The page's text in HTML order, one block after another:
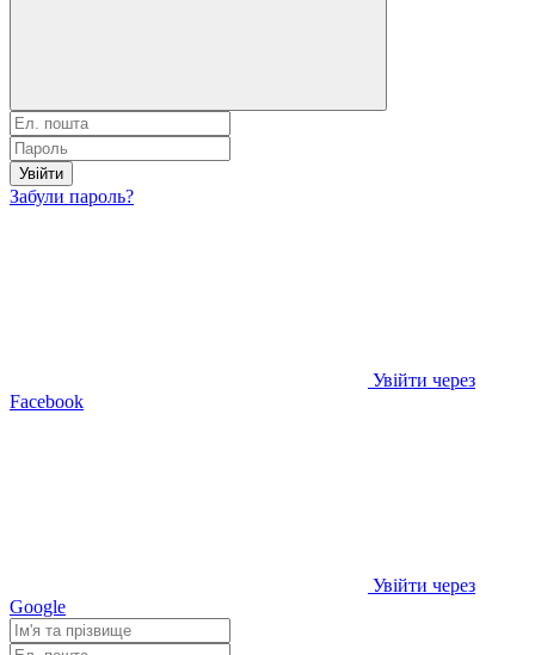
Увійти
Забули пароль?
Увійти через
Facebook
Увійти через
Google